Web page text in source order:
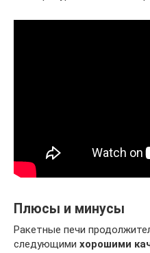
Плюсы и минусы
Ракетные печи
следующими хорошими